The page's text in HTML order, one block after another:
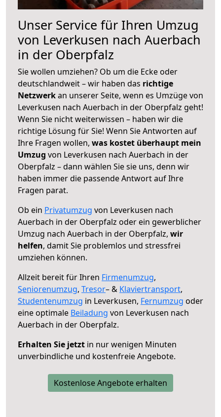
Unser Service für Ihren Umzug
von Leverkusen nach Auerbach
in der Oberpfalz
Sie wollen umziehen? Ob um die Ecke oder
deutschlandweit – wir haben das richtige
Netzwerkan unserer Seite, wenn es Umzüge von
Leverkusen nach Auerbach in der Oberpfalz geht!
Wenn Sie nicht weiterwissen – haben wir die
richtige Lösung für Sie! Wenn Sie Antworten auf
Ihre Fragen wollen, was kostet überhaupt mein
Umzug von Leverkusen nach Auerbach in der
Oberpfalz – dann wählen Sie sie uns, denn wir
haben immer die passende Antwort auf Ihre
Fragen parat.
Ob ein Privatumzug von Leverkusen nach
Auerbach in der Oberpfalz oder ein gewerblicher
Umzug nach Auerbach in der Oberpfalz, wir
helfen, damit Sie problemlos und stressfrei
umziehen können.
Allzeit bereit für Ihren Firmenumzug,
Seniorenumzug, Tresor– & Klaviertransport,
Studentenumzug in Leverkusen, Fernumzug oder
eine optimale Beiladung von Leverkusen nach
Auerbach in der Oberpfalz.
Erhalten Sie jetzt in nur wenigen Minuten
unverbindliche und kostenfreie Angebote.
Kostenlose Angebote erhalten